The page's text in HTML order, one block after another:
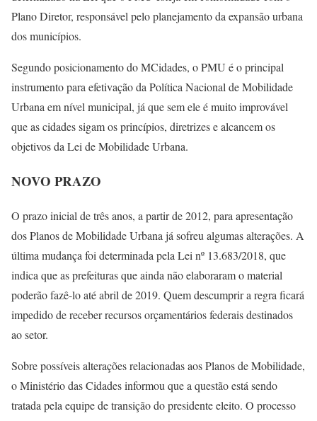
Plano Diretor, responsável pelo planejamento da expansão urbana
dos municípios.
Segundo posicionamento do MCidades, o PMU é o principal
instrumento para efetivação da Política Nacional de Mobilidade
Urbana em nível municipal, já que sem ele é muito improvável
que as cidades sigam os princípios, diretrizes e alcancem os
objetivos da Lei de Mobilidade Urbana.
NOVO PRAZO
O prazo inicial de três anos, a partir de 2012, para apresentação
dos Planos de Mobilidade Urbana já sofreu algumas alterações. A
última mudança foi determinada pela Lei nº 13.683/2018, que
indica que as prefeituras que ainda não elaboraram o material
poderão fazê-lo até abril de 2019. Quem descumprir a regra ficará
impedido de receber recursos orçamentários federais destinados
ao setor.
Sobre possíveis alterações relacionadas aos Planos de Mobilidade,
o Ministério das Cidades informou que a questão está sendo
tratada pela equipe de transição do presidente eleito. O processo